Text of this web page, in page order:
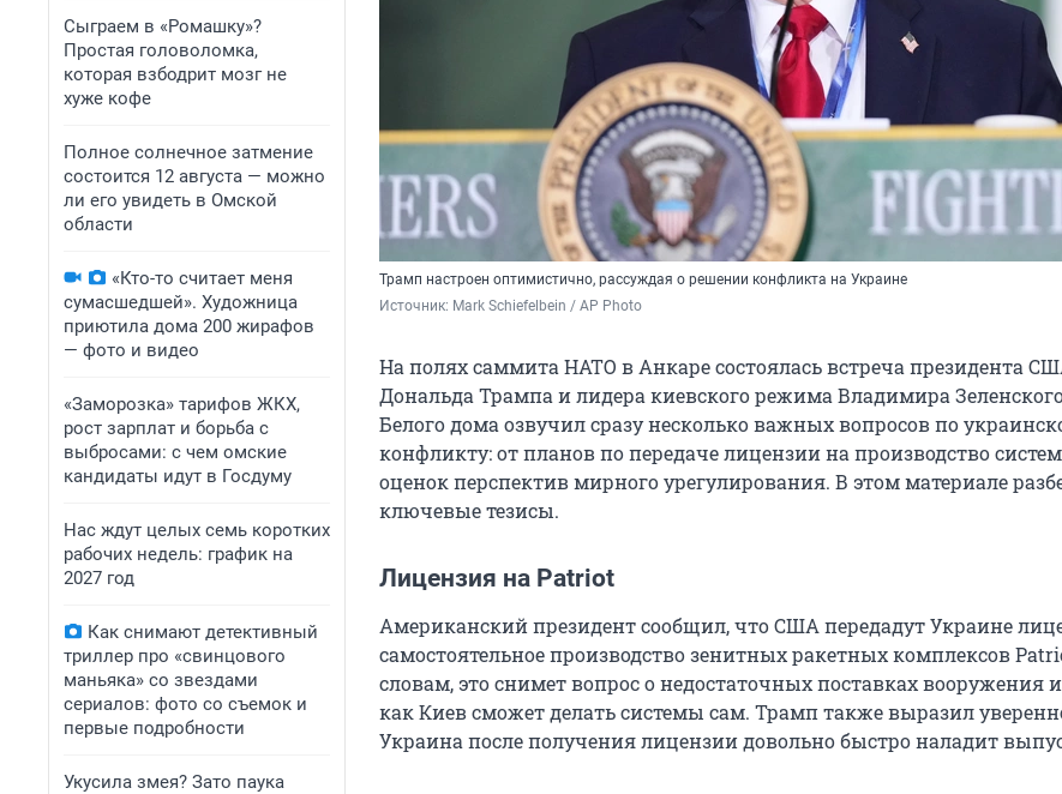
Сыграем в «Ромашку»?
Простая головоломка,
которая взбодрит мозг не
хуже кофе
Полное солнечное затмение
состоится 12 августа — можно
ли его увидеть в Омской
области
«Кто-то считает меня
сумасшедшей». Художница
приютила дома 200 жирафов
— фото и видео
«Заморозка» тарифов ЖКХ,
рост зарплат и борьба с
выбросами: с чем омские
кандидаты идут в Госдуму
Нас ждут целых семь коротких
рабочих недель: график на
2027 год
Как снимают детективный
триллер про «свинцового
маньяка» со звездами
сериалов: фото со съемок и
первые подробности
Укусила змея? Зато паука
Трамп настроен оптимистично, рассуждая о решении конфликта на Украине
Источник: Mark Schiefelbein / AP Photo
На полях саммита НАТО в Анкаре состоялась встреча президента
Дональда Трампа и лидера киевского режима Владимира
Белого дома озвучил сразу несколько важных вопросов по
конфликту: от планов по передаче лицензии на производство
оценок перспектив мирного урегулирования. В этом материале
ключевые тезисы.
Лицензия на Patriot
Американский президент сообщил, что США передадут Украине
самостоятельное производство зенитных ракетных комплексов
словам, это снимет вопрос о недостаточных поставках вооружения
как Киев сможет делать системы сам. Трамп также выразил
Украина после получения лицензии довольно быстро наладит